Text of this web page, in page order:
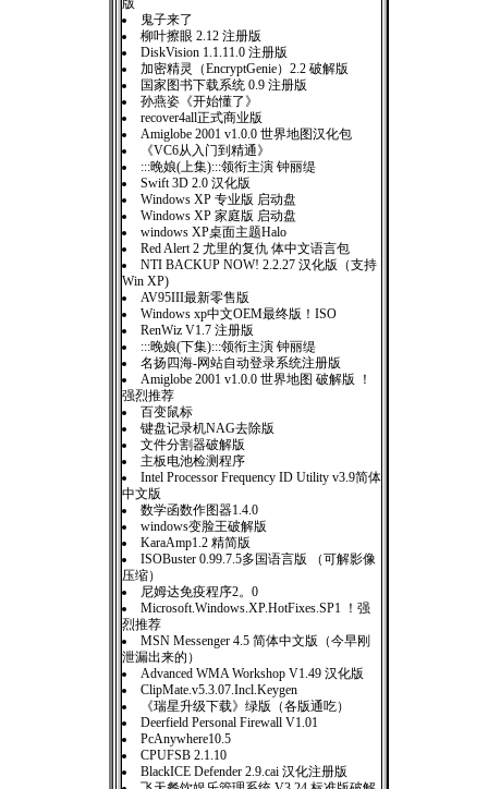
版
鬼子来了
柳叶擦眼 2.12 注册版
DiskVision 1.1.11.0 注册版
加密精灵（EncryptGenie）2.2 破解版
国家图书下载系统 0.9 注册版
孙燕姿《开始懂了》
recover4all正式商业版
Amiglobe 2001 v1.0.0 世界地图汉化包
《VC6从入门到精通》
:::晚娘(上集):::领衔主演 钟丽缇
Swift 3D 2.0 汉化版
Windows XP 专业版 启动盘
Windows XP 家庭版 启动盘
windows XP桌面主题Halo
Red Alert 2 尤里的复仇 体中文语言包
NTI BACKUP NOW! 2.2.27 汉化版（支持
Win XP)
AV95III最新零售版
Windows xp中文OEM最终版！ISO
RenWiz V1.7 注册版
:::晚娘(下集):::领衔主演 钟丽缇
名扬四海-网站自动登录系统注册版
Amiglobe 2001 v1.0.0 世界地图 破解版 ！
强烈推荐
百变鼠标
键盘记录机NAG去除版
文件分割器破解版
主板电池检测程序
Intel Processor Frequency ID Utility v3.9简体
中文版
数学函数作图器1.4.0
windows变脸王破解版
KaraAmp1.2 精简版
ISOBuster 0.99.7.5多国语言版 （可解影像
压缩）
尼姆达免疫程序2。0
Microsoft.Windows.XP.HotFixes.SP1 ！强
烈推荐
MSN Messenger 4.5 简体中文版（今早刚
泄漏出来的）
Advanced WMA Workshop V1.49 汉化版
ClipMate.v5.3.07.Incl.Keygen
《瑞星升级下载》绿版（各版通吃）
Deerfield Personal Firewall V1.01
PcAnywhere10.5
CPUFSB 2.1.10
BlackICE Defender 2.9.cai 汉化注册版